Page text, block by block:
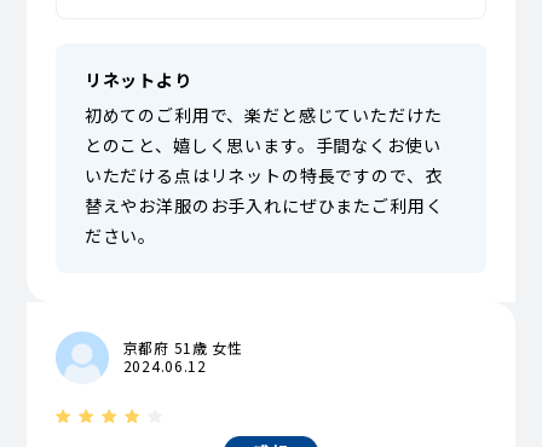
リネットより
初めてのご利用で、楽だと感じていただけた
とのこと、嬉しく思います。手間なくお使い
いただける点はリネットの特長ですので、衣
替えやお洋服のお手入れにぜひまたご利用く
ださい。
京都府 51歳 女性
2024.06.12